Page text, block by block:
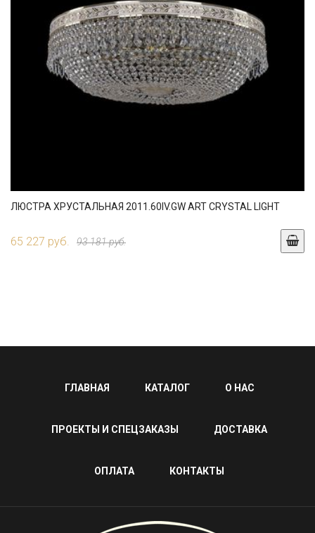
ЛЮСТРА ХРУСТАЛЬНАЯ 2011.60IV.GW ART CRYSTAL LIGHT
65 227 руб. 93 181 руб.
ГЛАВНАЯ КАТАЛОГ О НАС
ПРОЕКТЫ И СПЕЦЗАКАЗЫ ДОСТАВКА
ОПЛАТА КОНТАКТЫ